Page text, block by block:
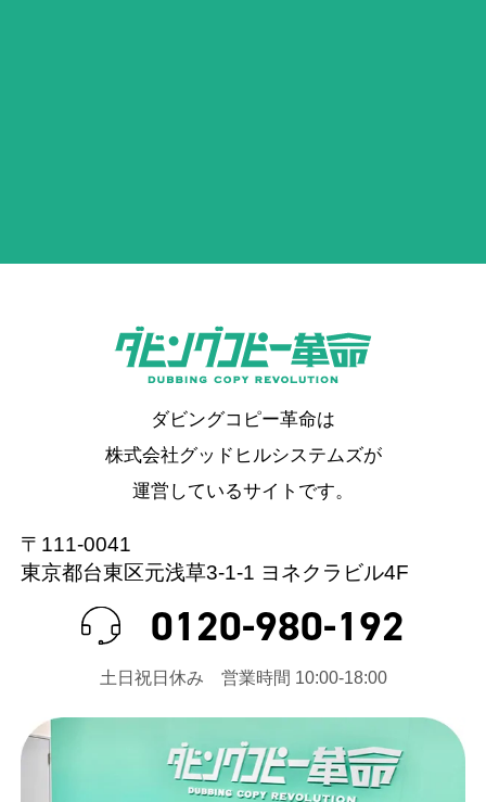
ダビングコピー革命は
株式会社グッドヒルシステムズが
運営しているサイトです。
〒111-0041
東京都台東区元浅草3-1-1 ヨネクラビル4F
0120-980-192
⼟⽇祝⽇休み 営業時間 10:00-18:00